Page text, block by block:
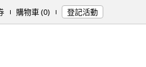
購物車 (0) 登記活動